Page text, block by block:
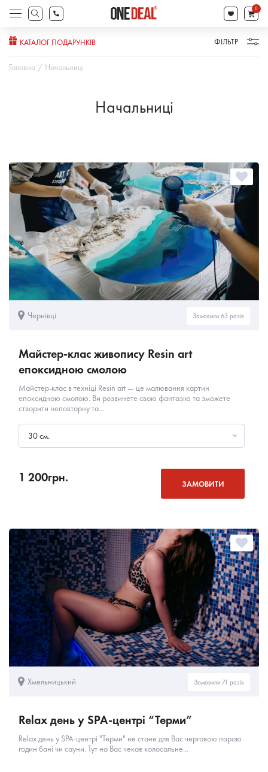
search
Products
search
0
Головна Начальниці
Начальниці
КАТАЛОГ ПОДАРУНКІВ ФІЛЬТР
Чернівці Замовили 63 разів
Майстер-клас живопису Resin art
епоксидною смолою
Майстер-клас в техніці Resin art — це малювання картин
епоксидною смолою. Ви розвинете свою фантазію та зможете
створити неповторну та...
30 см.
1 200грн. ЗАМОВИТИ
Хмельницький Замовили 71 разів
Relax день у SPA-центрі “Терми”
Relax день у SPA-центрі "Терми" не стане для Вас черговою парою
годин бані чи сауни. Тут на Вас чекає колосальне...